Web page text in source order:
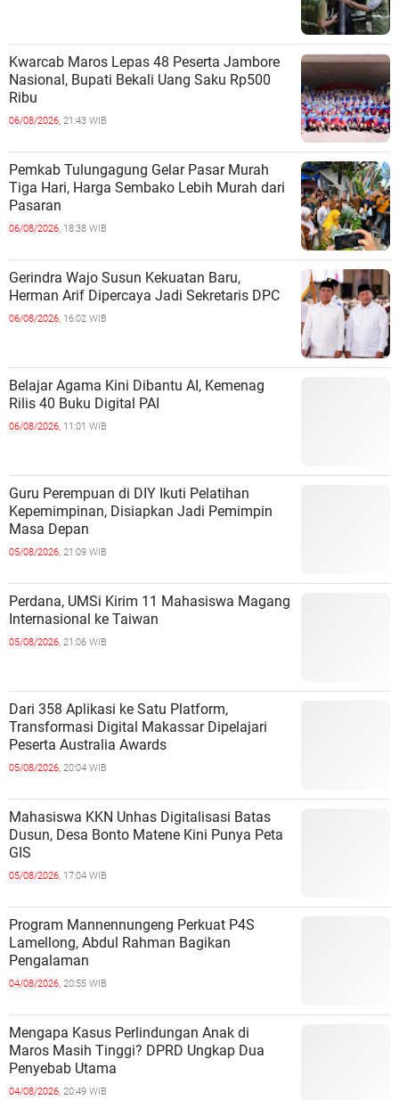
Kwarcab Maros Lepas 48 Peserta Jambore
Nasional, Bupati Bekali Uang Saku Rp500
Ribu
06/08/2026, 21:43 WIB
Pemkab Tulungagung Gelar Pasar Murah
Tiga Hari, Harga Sembako Lebih Murah dari
Pasaran
06/08/2026, 18:38 WIB
Gerindra Wajo Susun Kekuatan Baru,
Herman Arif Dipercaya Jadi Sekretaris DPC
06/08/2026, 16:02 WIB
Belajar Agama Kini Dibantu AI, Kemenag
Rilis 40 Buku Digital PAI
06/08/2026, 11:01 WIB
Guru Perempuan di DIY Ikuti Pelatihan
Kepemimpinan, Disiapkan Jadi Pemimpin
Masa Depan
05/08/2026, 21:09 WIB
Perdana, UMSi Kirim 11 Mahasiswa Magang
Internasional ke Taiwan
05/08/2026, 21:06 WIB
Dari 358 Aplikasi ke Satu Platform,
Transformasi Digital Makassar Dipelajari
Peserta Australia Awards
05/08/2026, 20:04 WIB
Mahasiswa KKN Unhas Digitalisasi Batas
Dusun, Desa Bonto Matene Kini Punya Peta
GIS
05/08/2026, 17:04 WIB
Program Mannennungeng Perkuat P4S
Lamellong, Abdul Rahman Bagikan
Pengalaman
04/08/2026, 20:55 WIB
Mengapa Kasus Perlindungan Anak di
Maros Masih Tinggi? DPRD Ungkap Dua
Penyebab Utama
04/08/2026, 20:49 WIB